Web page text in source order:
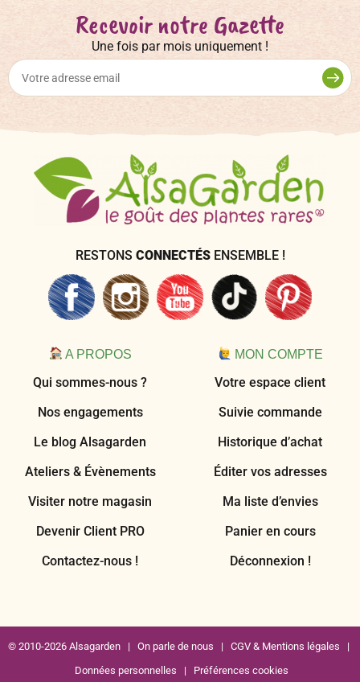
Recevoir notre Gazette
Une fois par mois uniquement !
RESTONS CONNECTÉS ENSEMBLE !
A PROPOS
Qui sommes-nous ?
Nos engagements
Le blog Alsagarden
Ateliers & Évènements
Visiter notre magasin
Devenir Client PRO
Contactez-nous !
MON COMPTE
Votre espace client
Suivie commande
Historique d’achat
Éditer vos adresses
Ma liste d’envies
Panier en cours
Déconnexion !
© 2010-2026 Alsagarden | On parle de nous | CGV & Mentions légales |
Données personnelles | Préférences cookies